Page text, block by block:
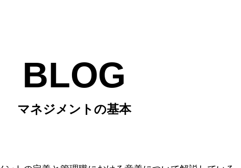
BLOG
マネジメントの基本